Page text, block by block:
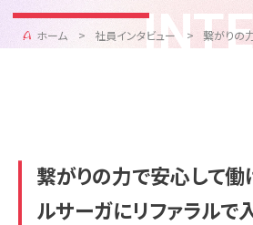
ホーム 社員インタビュー 繋がり
繋がりの力で安心して働
ルサーガにリファラルで